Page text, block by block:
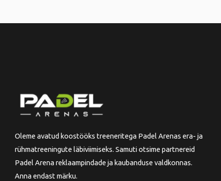
Oleme avatud koostööks treeneritega Padel Arenas era- ja
rühmatreeningute läbiviimiseks. Samuti otsime partnereid
Padel Arena reklaampindade ja kaubanduse valdkonnas.
Anna endast märku.